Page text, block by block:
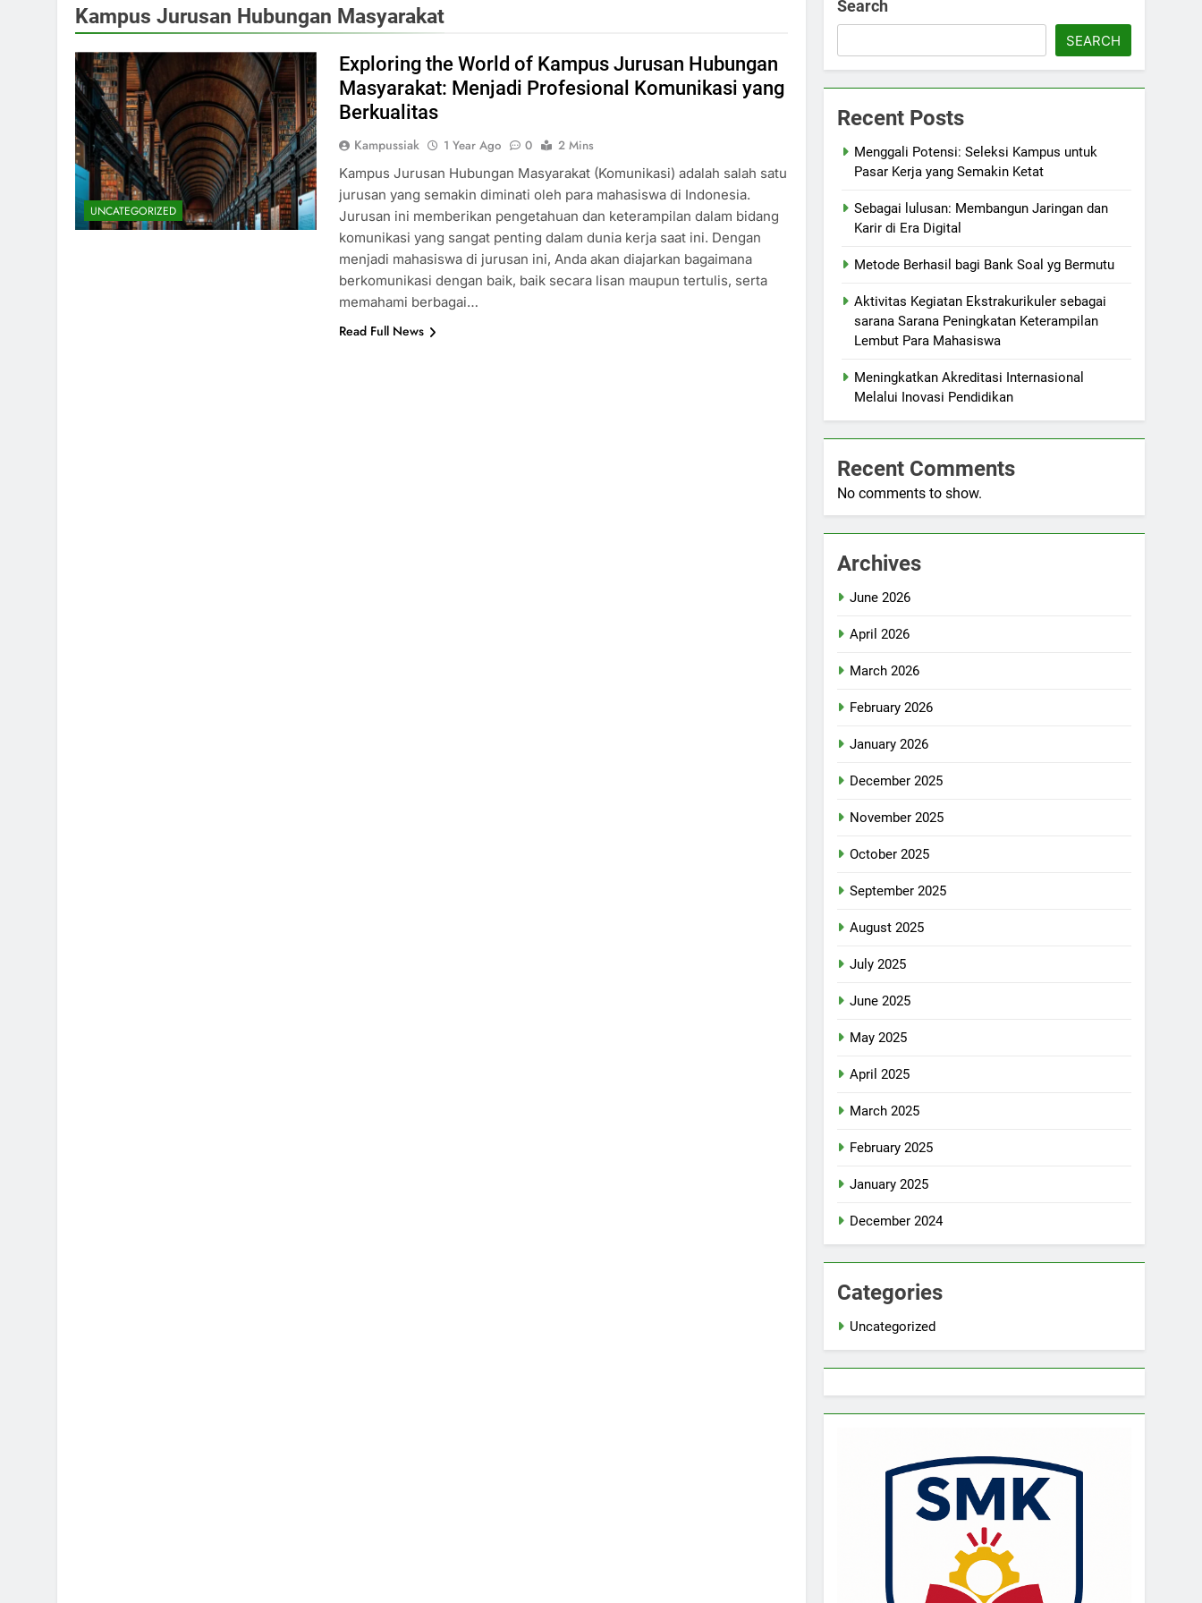
Kampus Jurusan Hubungan Masyarakat
UNCATEGORIZED
Exploring the World of Kampus Jurusan Hubungan
Masyarakat: Menjadi Profesional Komunikasi yang
Berkualitas
Kampussiak 1 Year Ago 0
2 Mins
Kampus Jurusan Hubungan Masyarakat (Komunikasi) adalah salah satu
jurusan yang semakin diminati oleh para mahasiswa di Indonesia.
Jurusan ini memberikan pengetahuan dan keterampilan dalam bidang
komunikasi yang sangat penting dalam dunia kerja saat ini. Dengan
menjadi mahasiswa di jurusan ini, Anda akan diajarkan bagaimana
berkomunikasi dengan baik, baik secara lisan maupun tertulis, serta
memahami berbagai…
Read Full News
Search
SEARCH
Recent Posts
Menggali Potensi: Seleksi Kampus untuk
Pasar Kerja yang Semakin Ketat
Sebagai lulusan: Membangun Jaringan dan
Karir di Era Digital
Metode Berhasil bagi Bank Soal yg Bermutu
Aktivitas Kegiatan Ekstrakurikuler sebagai
sarana Sarana Peningkatan Keterampilan
Lembut Para Mahasiswa
Meningkatkan Akreditasi Internasional
Melalui Inovasi Pendidikan
Recent Comments
No comments to show.
Archives
June 2026
April 2026
March 2026
February 2026
January 2026
December 2025
November 2025
October 2025
September 2025
August 2025
July 2025
June 2025
May 2025
April 2025
March 2025
February 2025
January 2025
December 2024
Categories
Uncategorized